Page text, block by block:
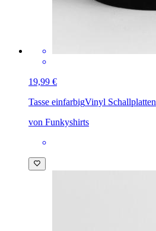
19,99 €
Tasse einfarbigVinyl Schallplatten
von Funkyshirts